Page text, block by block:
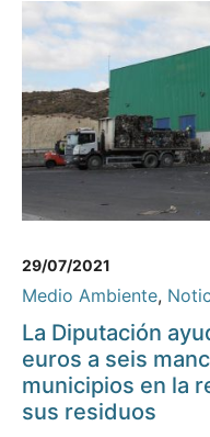
29/07/2021
Medio Ambiente,
La Diputación
euros a seis
municipios en la
sus residuos